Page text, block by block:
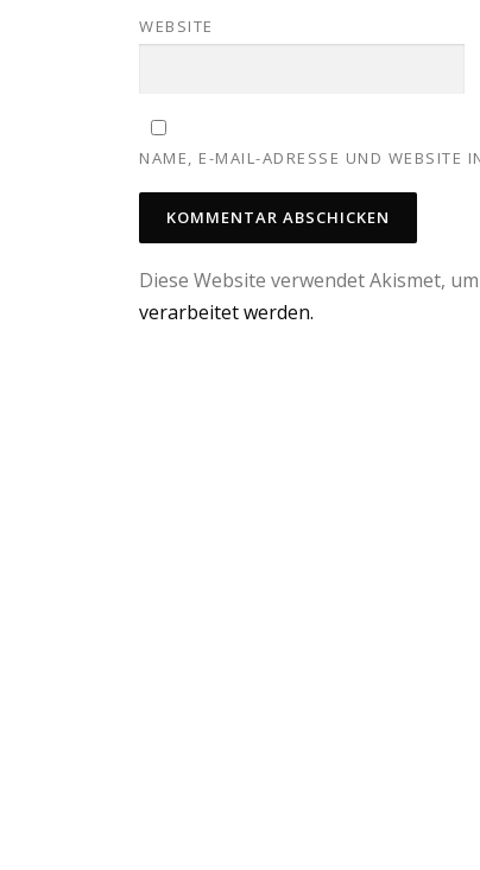
WEBSITE
NAME, E-MAIL-ADRESSE UND WEBSITE
Diese Website verwendet Akismet,
verarbeitet werden.